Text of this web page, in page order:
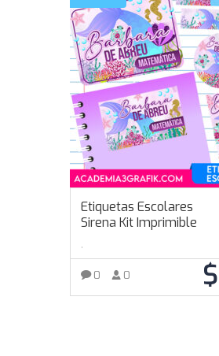
Etiquetas Escolares
Sirena Kit Imprimible
,
0 0 $